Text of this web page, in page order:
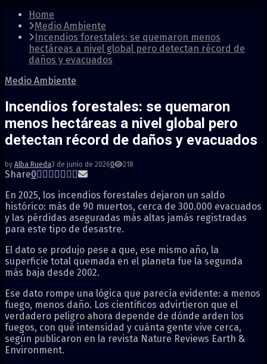
Home
Medio Ambiente
Incendios forestales: se quemaron menos
hectáreas a nivel global pero detectan récord de
daños y evacuados
Medio Ambiente
Incendios forestales: se quemaron
menos hectáreas a nivel global pero
detectan récord de daños y evacuados
by Alba Rueda3 de junio de 20260 218
Share0
En 2025, los incendios forestales dejaron un saldo
histórico: más de 90 muertos, cerca de 300.000 evacuados
y las pérdidas aseguradas más altas jamás registradas
para este tipo de desastre.
El dato se produjo pese a que, ese mismo año, la
superficie total quemada en el planeta fue la segunda
más baja desde 2002.
Ese dato rompe una lógica que parecía evidente: a menos
fuego, menos daño. Los científicos advirtieron que el
verdadero peligro ahora depende de dónde arden los
fuegos, con qué intensidad y cuánta gente vive cerca,
según publicaron en la revista Nature Reviews Earth &
Environment.